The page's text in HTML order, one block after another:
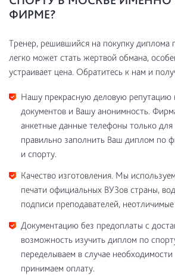
ФИРМЕ?
Тренер, решившийся на покупку диплома
легко может стать жертвой обмана,
устраивает цена. Обратитесь к нам и
Нашу прекрасную деловую репутацию
документов и Вашу анонимность.
анкетные данные телефоны только для
правильно заполнить Ваш диплом по
и спорту.
Качество изготовления. Мы
печати официальных ВУЗов страны,
подписи преподавателей,
Документацию без предоплаты с
возможность изучить диплом по
переделываем в случае
принимаем оплату.